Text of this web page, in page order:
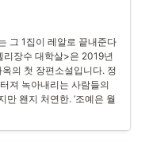
그 1집이 레알로 끝내준다
리장수 대학살>은 2019년
의 첫 장편소설입니다. 정
져 녹아내리는 사람들의
왠지 처연한. ‘조예은 월